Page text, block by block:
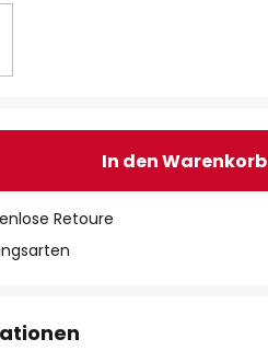
In den Warenkorb
Retoure